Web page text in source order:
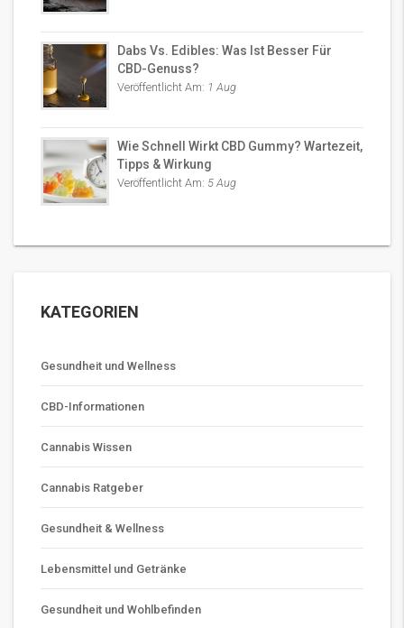
Dabs Vs. Edibles: Was Ist Besser Für
CBD-Genuss?
Veröffentlicht Am: 1 Aug
Wie Schnell Wirkt CBD Gummy? Wartezeit,
Tipps & Wirkung
Veröffentlicht Am: 5 Aug
KATEGORIEN
Gesundheit und Wellness
CBD-Informationen
Cannabis Wissen
Cannabis Ratgeber
Gesundheit & Wellness
Lebensmittel und Getränke
Gesundheit und Wohlbefinden